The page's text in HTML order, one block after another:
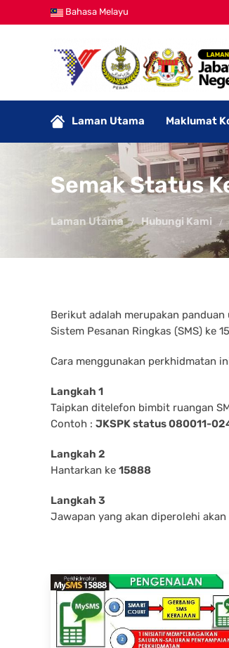
Bahasa Melayu
Laman Utama Maklumat
Semak Status
Laman Utama Hubungi Kami
Berikut adalah merupakan panduan
Sistem Pesanan Ringkas (SMS) ke
Cara menggunakan perkhidmatan
Langkah 1
Taipkan ditelefon bimbit ruangan
Contoh : JKSPK status 080011-
Langkah 2
Hantarkan ke 15888
Langkah 3
Jawapan yang akan diperolehi